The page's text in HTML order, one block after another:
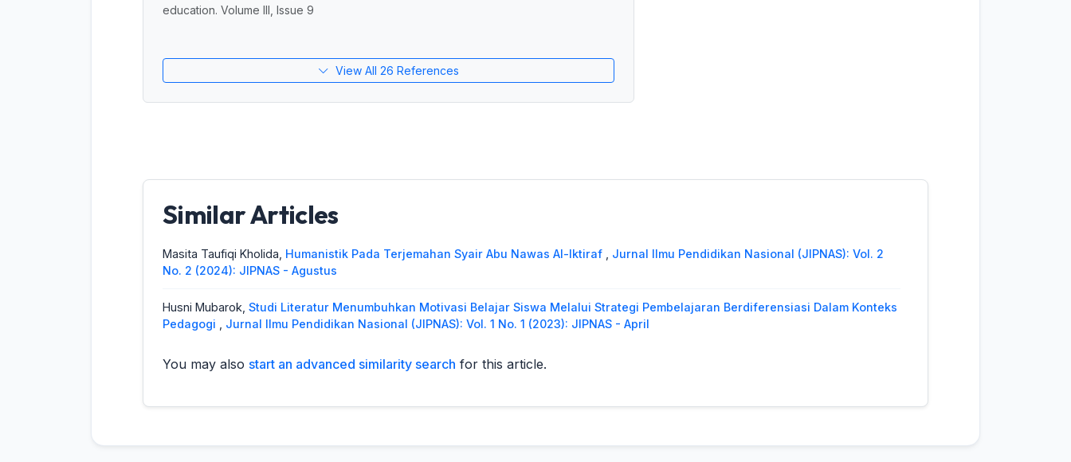
education. Volume III, Issue 9
View All 26 References
Similar Articles
Masita Taufiqi Kholida, Humanistik Pada Terjemahan Syair Abu Nawas Al-Iktiraf
Jurnal Ilmu Pendidikan Nasional (JIPNAS): Vol. 2
No. 2 (2024): JIPNAS - Agustus
Husni Mubarok, Studi Literatur Menumbuhkan Motivasi Belajar Siswa Melalui Strategi Pembelajaran Berdiferensiasi Dalam Konteks
Pedagogi
Jurnal Ilmu Pendidikan Nasional (JIPNAS): Vol. 1 No. 1 (2023): JIPNAS - April
You may also start an advanced similarity search for this article.